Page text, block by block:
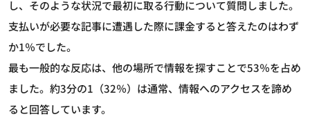
し、そのような状況で最初に取る行動について質問しました。
支払いが必要な記事に遭遇した際に課金すると答えたのはわず
か1％でした。
最も一般的な反応は、他の場所で情報を探すことで53％を占め
ました。約3分の1（32％）は通常、情報へのアクセスを諦め
ると回答しています。